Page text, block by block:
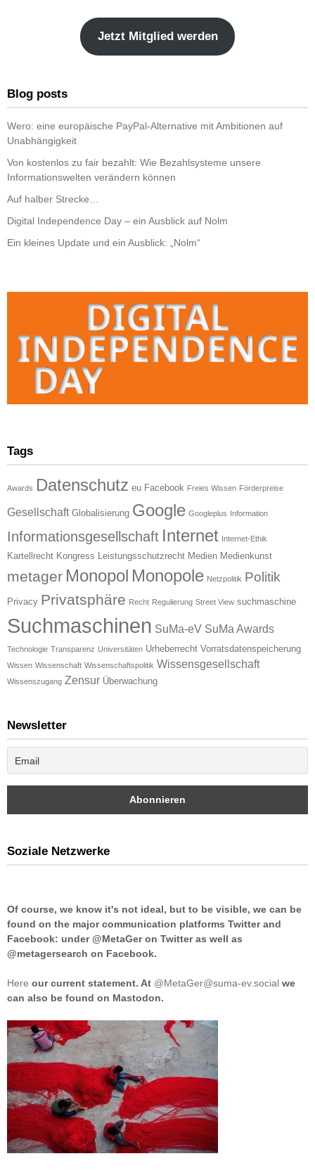
Jetzt Mitglied werden
Blog posts
Wero: eine europäische PayPal-Alternative mit Ambitionen auf
Unabhängigkeit
Von kostenlos zu fair bezahlt: Wie Bezahlsysteme unsere
Informationswelten verändern können
Auf halber Strecke…
Digital Independence Day – ein Ausblick auf Nolm
Ein kleines Update und ein Ausblick: „Nolm“
Tags
Awards Datenschutz eu Facebook Freies Wissen Förderpreise
Gesellschaft Globalisierung Google Googleplus Information
Informationsgesellschaft Internet Internet-Ethik
Kartellrecht Kongress Leistungsschutzrecht Medien Medienkunst
metager Monopol Monopole Netzpolitik Politik
Privacy Privatsphäre Recht Regulierung Street View suchmaschine
Suchmaschinen SuMa-eV SuMa Awards
Technologie Transparenz Universitäten Urheberrecht Vorratsdatenspeicherung
Wissen Wissenschaft Wissenschaftspolitik Wissensgesellschaft
Wissenszugang Zensur Überwachung
Newsletter
Soziale Netzwerke
Of course, we know it's not ideal, but to be visible, we can be
found on the major communication platforms Twitter and
Facebook: under @MetaGer on Twitter as well as
@metagersearch on Facebook.
Here our current statement. At @MetaGer@suma-ev.social we
can also be found on Mastodon.